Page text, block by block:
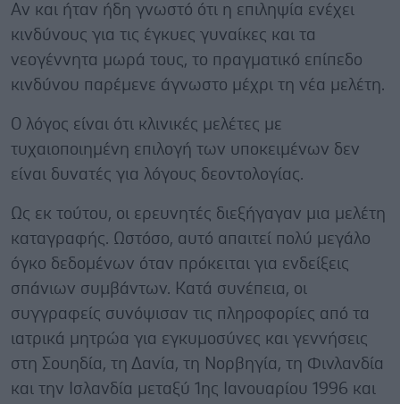
Αν και ήταν ήδη γνωστό ότι η επιληψία ενέχει
κινδύνους για τις έγκυες γυναίκες και τα
νεογέννητα μωρά τους, το πραγματικό επίπεδο
κινδύνου παρέμενε άγνωστο μέχρι τη νέα μελέτη.
Ο λόγος είναι ότι κλινικές μελέτες με
τυχαιοποιημένη επιλογή των υποκειμένων δεν
είναι δυνατές για λόγους δεοντολογίας.
Ως εκ τούτου, οι ερευνητές διεξήγαγαν μια μελέτη
καταγραφής. Ωστόσο, αυτό απαιτεί πολύ μεγάλο
όγκο δεδομένων όταν πρόκειται για ενδείξεις
σπάνιων συμβάντων. Κατά συνέπεια, οι
συγγραφείς συνόψισαν τις πληροφορίες από τα
ιατρικά μητρώα για εγκυμοσύνες και γεννήσεις
στη Σουηδία, τη Δανία, τη Νορβηγία, τη Φινλανδία
και την Ισλανδία μεταξύ 1ης Ιανουαρίου 1996 και